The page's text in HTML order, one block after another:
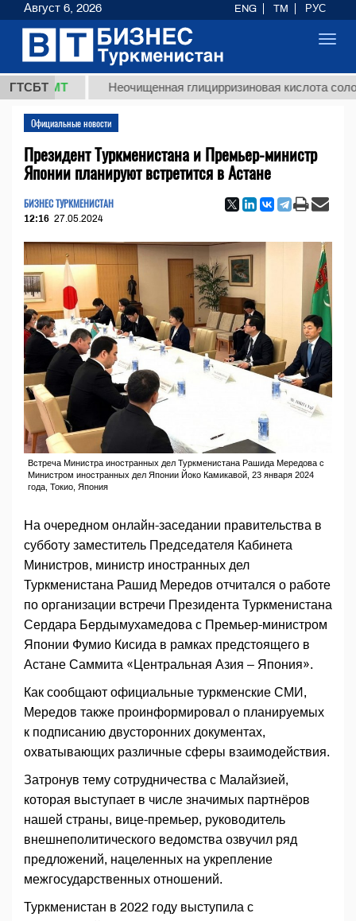
ГТСБТ
ТМТ Неочищенная глицирризиновая кислота
Официальные новости
Президент Туркменистана и Премьер-министр
Японии планируют встретится в Астане
БИЗНЕС ТУРКМЕНИСТАН
12:16 27.05.2024
Встреча Министра иностранных дел Туркменистана Рашида Мередова с
Министром иностранных дел Японии Йоко Камикавой, 23 января 2024
года, Токио, Япония
На очередном онлайн-заседании правительства в
субботу заместитель Председателя Кабинета
Министров, министр иностранных дел
Туркменистана Рашид Мередов отчитался о работе
по организации встречи Президента Туркменистана
Сердара Бердымухамедова с Премьер-министром
Японии Фумио Кисида в рамках предстоящего в
Астане Саммита «Центральная Азия – Япония».
Как сообщают официальные туркменские СМИ,
Мередов также проинформировал о планируемых
к подписанию двусторонних документах,
охватывающих различные сферы взаимодействия.
Затронув тему сотрудничества с Малайзией,
которая выступает в числе значимых партнёров
нашей страны, вице-премьер, руководитель
внешнеполитического ведомства озвучил ряд
предложений, нацеленных на укрепление
межгосударственных отношений.
Туркменистан в 2022 году выступила с
Август 6, 2026 ENG TM РУС